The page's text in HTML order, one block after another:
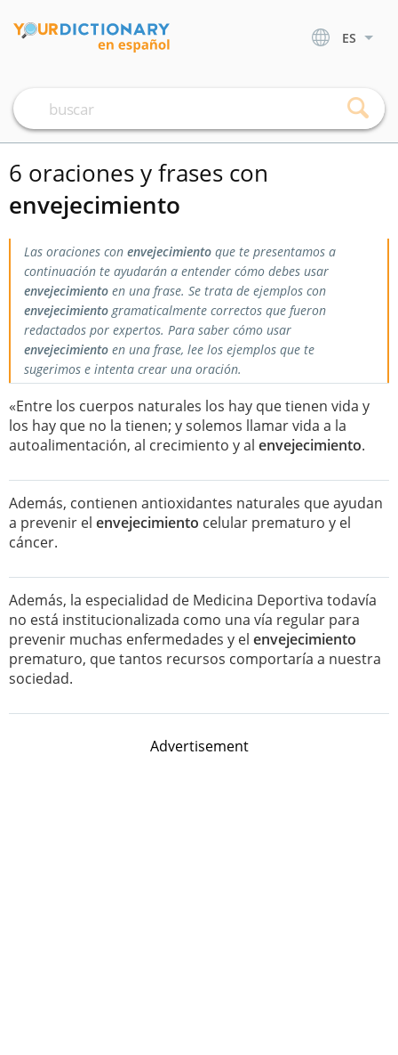
ES
6 oraciones y frases con
envejecimiento
Las oraciones con envejecimiento que te presentamos a
continuación te ayudarán a entender cómo debes usar
envejecimiento en una frase. Se trata de ejemplos con
envejecimientogramaticalmente correctos que fueron
redactados por expertos. Para saber cómo usar
envejecimiento en una frase, lee los ejemplos que te
sugerimos e intenta crear una oración.
«Entre los cuerpos naturales los hay que tienen vida y
los hay que no la tienen; y solemos llamar vida a la
autoalimentación, al crecimiento y al envejecimiento.
Además, contienen antioxidantes naturales que ayudan
a prevenir el envejecimiento celular prematuro y el
cáncer.
Además, la especialidad de Medicina Deportiva todavía
no está institucionalizada como una vía regular para
prevenir muchas enfermedades y el envejecimiento
prematuro, que tantos recursos comportaría a nuestra
sociedad.
Advertisement